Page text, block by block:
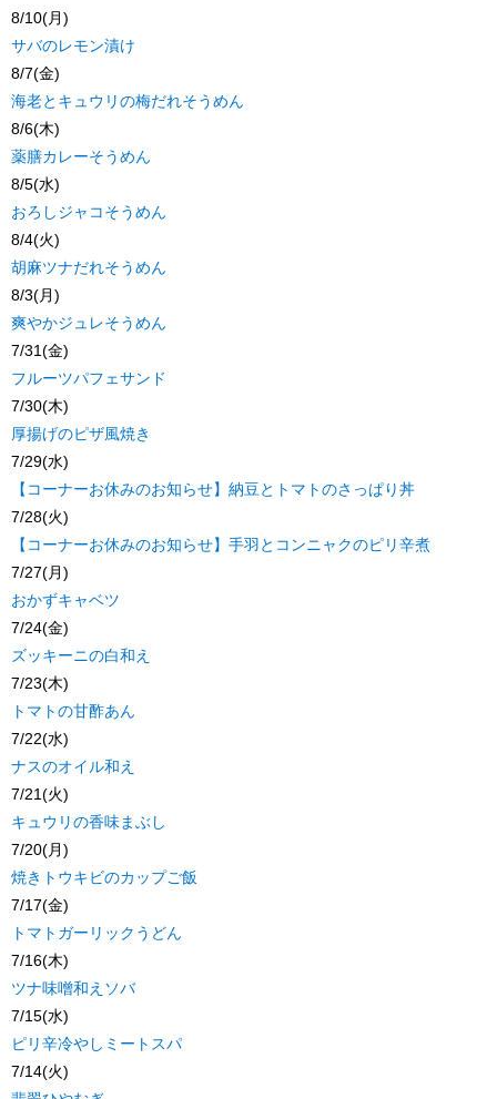
8/10(月)
サバのレモン漬け
8/7(金)
海老とキュウリの梅だれそうめん
8/6(木)
薬膳カレーそうめん
8/5(水)
おろしジャコそうめん
8/4(火)
胡麻ツナだれそうめん
8/3(月)
爽やかジュレそうめん
7/31(金)
フルーツパフェサンド
7/30(木)
厚揚げのピザ風焼き
7/29(水)
【コーナーお休みのお知らせ】納豆とトマトのさっぱり丼
7/28(火)
【コーナーお休みのお知らせ】手羽とコンニャクのピリ辛煮
7/27(月)
おかずキャベツ
7/24(金)
ズッキーニの白和え
7/23(木)
トマトの甘酢あん
7/22(水)
ナスのオイル和え
7/21(火)
キュウリの香味まぶし
7/20(月)
焼きトウキビのカップご飯
7/17(金)
トマトガーリックうどん
7/16(木)
ツナ味噌和えソバ
7/15(水)
ピリ辛冷やしミートスパ
7/14(火)